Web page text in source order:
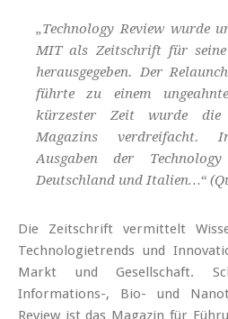
„Technology Review wurde
MIT als Zeitschrift für seine
herausgegeben. Der
führte zu einem
kürzester Zeit wurde die
Magazins verdreifacht.
Ausgaben der
Deutschland und Italien…“
Die Zeitschrift vermittelt
Technologietrends und
Markt und Gesellschaft.
Informations-, Bio- und
Review ist das Magazin für